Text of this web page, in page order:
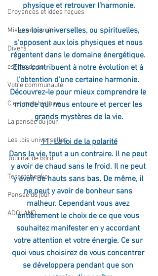
Croyances et idées reçues
Mises en lumière
Divers
estime de soi
Votre communauté
C'est mon histoire
La pensée du jour
Les lois universelles
Journal de bord
Terestchenko
Pensée du jour
ADOLAND
physique et retrouver l’harmonie.
Les lois universelles, ou spirituelles,
s’opposent aux lois physiques et nous
régentent dans le domaine énergétique.
Elles contribuent à notre évolution et à
l’obtention d’une certaine harmonie.
Découvrez-le pour mieux comprendre le
monde qui nous entoure et percer les
grands mystères de la vie.
11. La loi de la polarité
Dans la vie, tout a un contraire. Il ne peut
y avoir de chaud sans le froid. Il ne peut
y avoir de hauts sans bas. De même, il
ne peut y avoir de bonheur sans
malheur. Cependant vous avez
entièrement le choix de ce que vous
souhaitez manifester en y accordant
votre attention et votre énergie. Ce sur
quoi vous choisirez de vous concentrer
se développera pendant que son